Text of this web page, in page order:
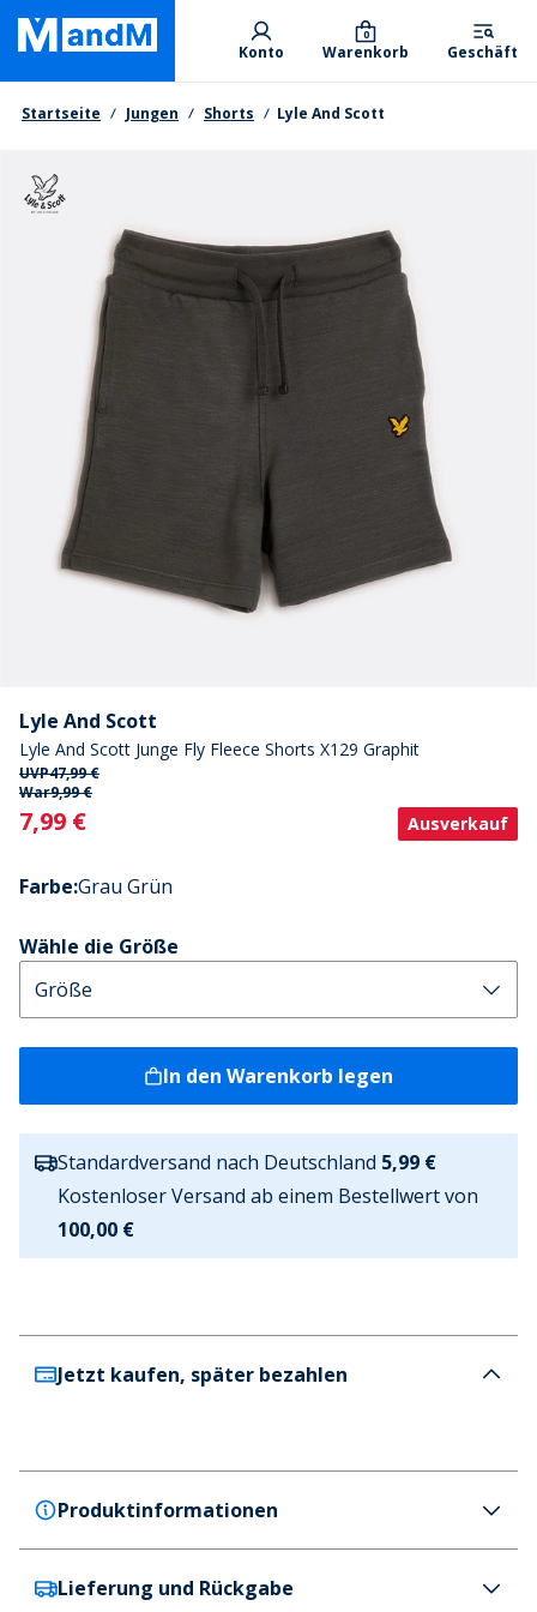
Skip
main
content
Primary departments
Konto Warenkorb
0
Geschäft
Brotkrumen
Startseite Jungen Shorts Lyle And Scott
Lyle And Scott
Lyle And Scott Junge Fly Fleece Shorts X129 Graphit
UVP47,99 €
War9,99 €
Current
7,99 € Ausverkauf
Farbe:Grau Grün
Wähle die Größe
In den Warenkorb legen
Standardversand nach Deutschland 5,99 €
Kostenloser Versand ab einem Bestellwert von
100,00 €
Jetzt kaufen, später bezahlen
Produktinformationen
Lyle And Scott
Lieferung und Rückgabe